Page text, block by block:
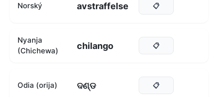
Norský avstraffelse 📋
Nyanja
(Chichewa)
chilango 📋
Odia (orija) ଦଣ୍ଡ 📋